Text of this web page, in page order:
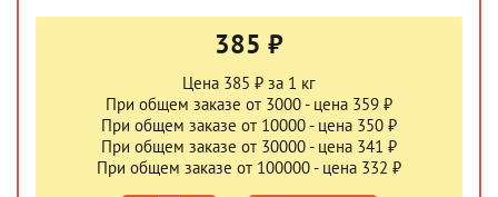
385 ₽
Цена 385 ₽ за 1 кг
При общем заказе от 3000 - цена 359 ₽
При общем заказе от 10000 - цена 350 ₽
При общем заказе от 30000 - цена 341 ₽
При общем заказе от 100000 - цена 332 ₽